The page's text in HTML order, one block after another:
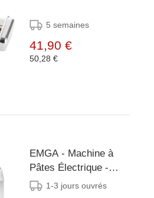
5 semaines
41,90 €
50,28 €
EMGA - Machine à
Pâtes Électrique -
Inox - Pâte de 21cm
1-3 jours ouvrés